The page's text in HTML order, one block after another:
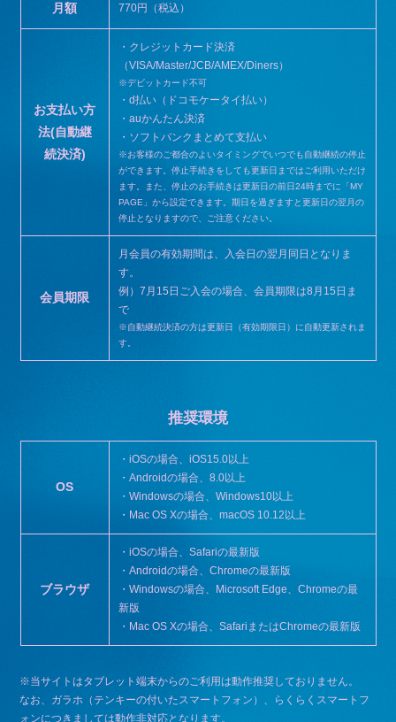
月額 770円（税込）
お支払い方
法(自動継
続決済)
・クレジットカード決済
（VISA/Master/JCB/AMEX/Diners）
※デビットカード不可
・d払い（ドコモケータイ払い）
・auかんたん決済
・ソフトバンクまとめて支払い
※お客様のご都合のよいタイミングでいつでも自動継続の停止
ができます。停止手続きをしても更新日まではご利用いただけ
ます。また、停止のお手続きは更新日の前日24時までに「MY
PAGE」から設定できます。期日を過ぎますと更新日の翌月の
停止となりますので、ご注意ください。
会員期限
月会員の有効期間は、入会日の翌月同日となりま
す。
例）7月15日ご入会の場合、会員期限は8月15日ま
で
※自動継続決済の方は更新日（有効期限日）に自動更新されま
す。
推奨環境
OS
・iOSの場合、iOS15.0以上
・Androidの場合、8.0以上
・Windowsの場合、Windows10以上
・Mac OS Xの場合、macOS 10.12以上
ブラウザ
・iOSの場合、Safariの最新版
・Androidの場合、Chromeの最新版
・Windowsの場合、Microsoft Edge、Chromeの最
新版
・Mac OS Xの場合、SafariまたはChromeの最新版
※当サイトはタブレット端末からのご利用は動作推奨しておりません。
なお、ガラホ（テンキーの付いたスマートフォン）、らくらくスマートフ
ォンにつきましては動作非対応となります。